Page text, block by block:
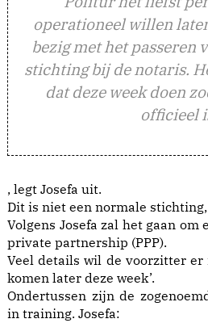
operationeel willen
bezig met het passeren
stichting bij de notaris.
dat deze week doen
officieel
, legt Josefa uit.
Dit is niet een normale
Volgens Josefa zal het gaan om
private partnership (PPP).
Veel details wil de voorzitter er
komen later deze week’.
Ondertussen zijn de
in training. Josefa: